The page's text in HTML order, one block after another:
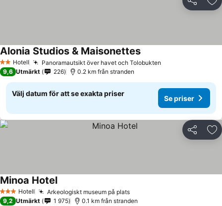
Dela
2 Stjärnor
Hotell Panoramautsikt över havet och Tolobukten
Alonia Studios & MaisonettesSe priser
9,6 Utmärkt 226 0.2 km från stranden
Välj datum för att se exakta priser
Se priser
Dela
3 StjärnorHotell Arkeologiskt museum på platsSe priser
Minoa HotelSe priser
9,2 Utmärkt 1 975 0.1 km från stranden